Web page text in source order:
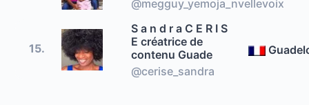
@megguy_yemoja_nvellevoix
15.
S a n d r a C E R I S
E créatrice de
contenu Guade
@cerise_sandra